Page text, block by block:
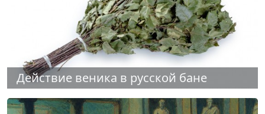
Действие веника в русской бане